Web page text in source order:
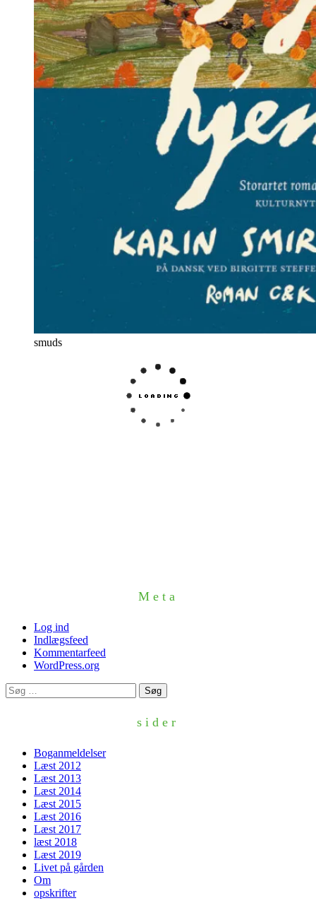
smuds
Meta
Log ind
Indlægsfeed
Kommentarfeed
WordPress.org
Søg
efter:
sider
Boganmeldelser
Læst 2012
Læst 2013
Læst 2014
Læst 2015
Læst 2016
Læst 2017
læst 2018
Læst 2019
Livet på gården
Om
opskrifter